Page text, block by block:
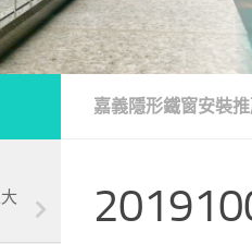
嘉義隱形鐵窗安裝